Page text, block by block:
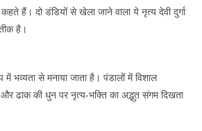
कहते हैं। दो डंडियों से खेला जाने वाला ये नृत्य देवी दुर्गा
है।
में भव्यता से मनाया जाता है। पंडालों में विशाल
ढाक की धुन पर नृत्य-भक्ति का अद्भुत संगम दिखता